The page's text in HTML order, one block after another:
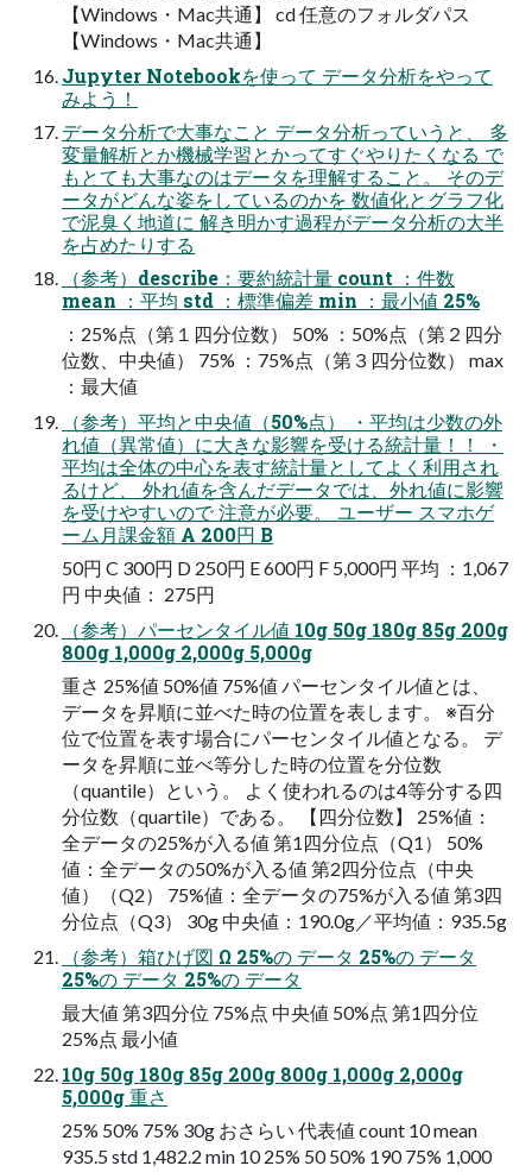
【Windows・Mac共通】 cd 任意のフォルダパス
【Windows・Mac共通】
Jupyter Notebookを使って データ分析をやって
みよう！
データ分析で大事なこと データ分析っていうと、 多
変量解析とか機械学習とかってすぐやりたくなる で
もとても大事なのはデータを理解すること。 そのデ
ータがどんな姿をしているのかを 数値化とグラフ化
で泥臭く地道に 解き明かす過程がデータ分析の大半
を占めたりする
（参考）describe：要約統計量 count ：件数
mean ：平均 std ：標準偏差 min ：最小値 25%
：25%点（第１四分位数） 50% ：50%点（第２四分
位数、中央値） 75% ：75%点（第３四分位数） max
：最大値
（参考）平均と中央値（50%点） ・平均は少数の外
れ値（異常値）に大きな影響を受ける統計量！！ ・
平均は全体の中心を表す統計量としてよく利用され
るけど、 外れ値を含んだデータでは、外れ値に影響
を受けやすいので 注意が必要。 ユーザー スマホゲ
ーム月課金額 A 200円 B
50円 C 300円 D 250円 E 600円 F 5,000円 平均 ：1,067
円 中央値： 275円
（参考）パーセンタイル値 10g 50g 180g 85g 200g
800g 1,000g 2,000g 5,000g
重さ 25%値 50%値 75%値 パーセンタイル値とは、
データを昇順に並べた時の位置を表します。 ※百分
位で位置を表す場合にパーセンタイル値となる。 デ
ータを昇順に並べ等分した時の位置を分位数
（quantile）という。 よく使われるのは4等分する四
分位数（quartile）である。 【四分位数】 25%値：
全データの25%が入る値 第1四分位点（Q1） 50%
値：全データの50%が入る値 第2四分位点（中央
値）（Q2） 75%値：全データの75%が入る値 第3四
分位点（Q3） 30g 中央値：190.0g／平均値：935.5g
（参考）箱ひげ図 Ω 25%の データ 25%の データ
25%の データ 25%の データ
最大値 第3四分位 75%点 中央値 50%点 第1四分位
25%点 最小値
10g 50g 180g 85g 200g 800g 1,000g 2,000g
5,000g 重さ
25% 50% 75% 30g おさらい 代表値 count 10 mean
935.5 std 1,482.2 min 10 25% 50 50% 190 75% 1,000